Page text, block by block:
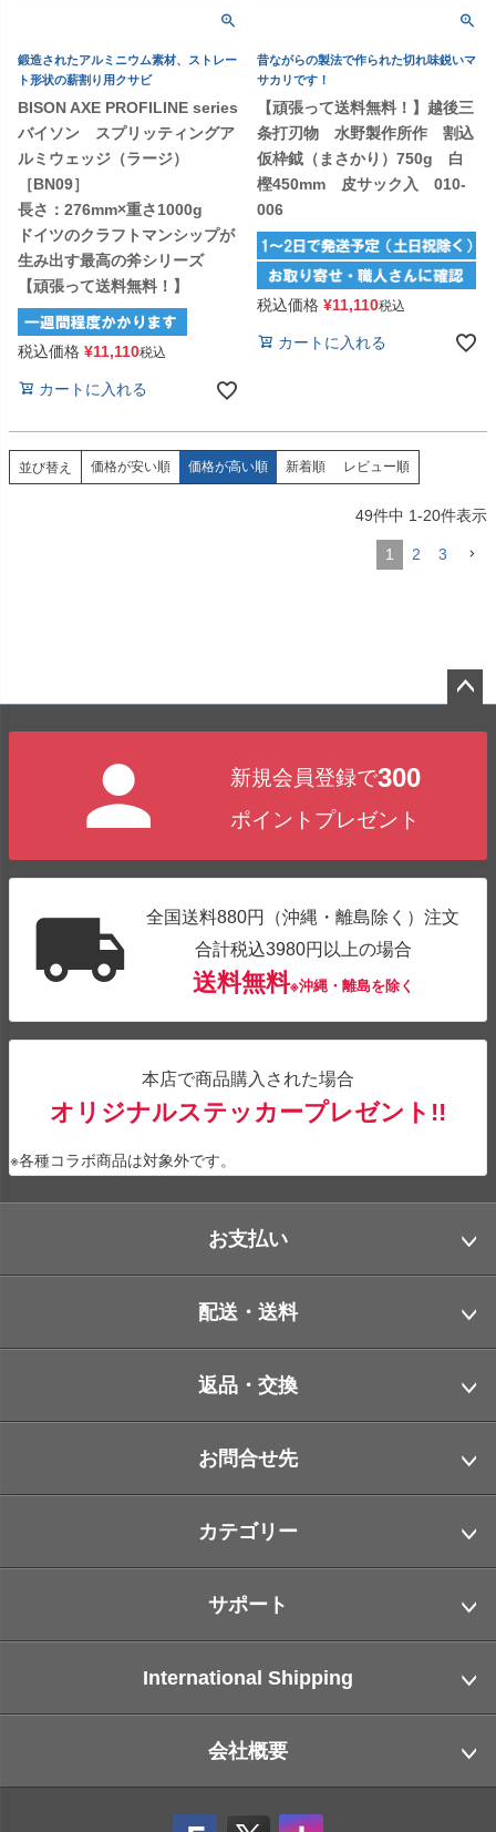
鍛造されたアルミニウム素材、ストレー
ト形状の薪割り用クサビ
BISON AXE PROFILINE series
バイソン スプリッティングア
ルミウェッジ（ラージ）
［BN09］
長さ：276mm×重さ1000g
ドイツのクラフトマンシップが
生み出す最高の斧シリーズ
【頑張って送料無料！】
税込価格 ¥11,110税込
カートに入れる
昔ながらの製法で作られた切れ味鋭いマ
サカリです！
【頑張って送料無料！】越後三
条打刃物 水野製作所作 割込
仮枠鉞（まさかり）750g 白
樫450mm 皮サック入 010-
006
税込価格 ¥11,110税込
カートに入れる
並び替え 価格が安い順 価格が高い順 新着順 レビュー順
49件中 1-20件表示
1 2 3
新規会員登録で300
ポイントプレゼント
全国送料880円（沖縄・離島除く）注文
合計税込3980円以上の場合
送料無料※沖縄・離島を除く
本店で商品購入された場合
オリジナルステッカープレゼント!!
※各種コラボ商品は対象外です。
お支払い
配送・送料
返品・交換
お問合せ先
カテゴリー
サポート
International Shipping
会社概要